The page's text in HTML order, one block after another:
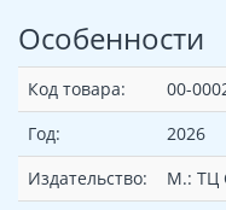
Особенности
Код товара:
00-
Год:
2026
Издательство:
М.: ТЦ